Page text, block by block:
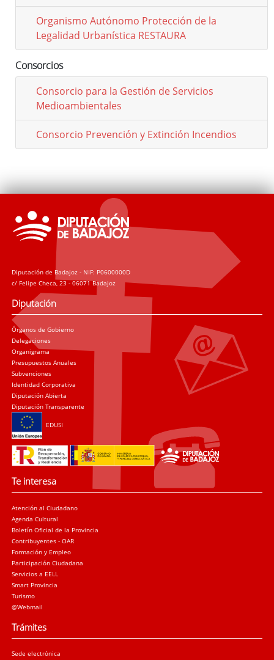
Organismo Autónomo Protección de la
Legalidad Urbanística RESTAURA
Consorcios
Consorcio para la Gestión de Servicios
Medioambientales
Consorcio Prevención y Extinción Incendios
Diputación de Badajoz - NIF: P0600000D
c/ Felipe Checa, 23 - 06071 Badajoz
Diputación
Órganos de Gobierno
Delegaciones
Organigrama
Presupuestos Anuales
Subvenciones
Identidad Corporativa
Diputación Abierta
Diputación Transparente
EDUSI
Te interesa
Atención al Ciudadano
Agenda Cultural
Boletín Oficial de la Provincia
Contribuyentes - OAR
Formación y Empleo
Participación Ciudadana
Servicios a EELL
Smart Provincia
Turismo
@Webmail
Trámites
Sede electrónica